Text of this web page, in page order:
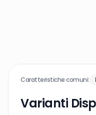
Caratteristiche comuni:
Varianti